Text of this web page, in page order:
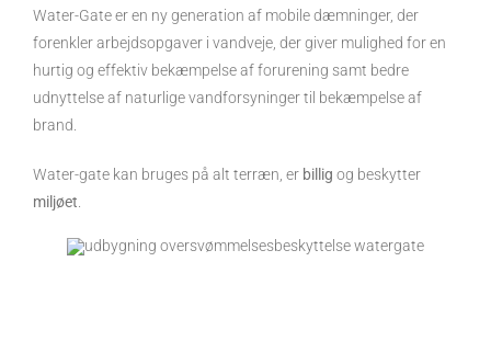
Water-Gate er en ny generation af mobile dæmninger, der
forenkler arbejdsopgaver i vandveje, der giver mulighed for en
hurtig og effektiv bekæmpelse af forurening samt bedre
udnyttelse af naturlige vandforsyninger til bekæmpelse af
brand.
Water-gate kan bruges på alt terræn, er billig og beskytter
miljøet